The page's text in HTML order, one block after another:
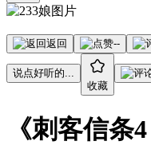
返回 --
说点好听的...
收藏
《刺客信条